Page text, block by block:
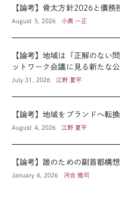
【論考】骨太方針2026と債
August 5, 2026 小黒 一正
【論考】地域は「正解のない
ットワーク会議に見る新たな
July 31, 2026 江野 夏平
【論考】地域をブランドへ転
August 4, 2026 江野 夏平
【論考】誰のための副首都構
January 6, 2026 河合 雅司